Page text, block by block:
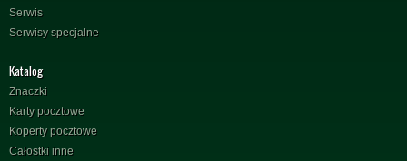
Serwis
Serwisy specjalne
Katalog
Znaczki
Karty pocztowe
Koperty pocztowe
Całostki inne